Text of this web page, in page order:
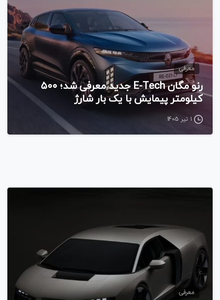
معرفی
رنو مگان E-Tech جدید معرفی شد؛ ۵۰۰
کیلومتر پیمایش با یک بار شارژ
1 تیر 1405
معرفی